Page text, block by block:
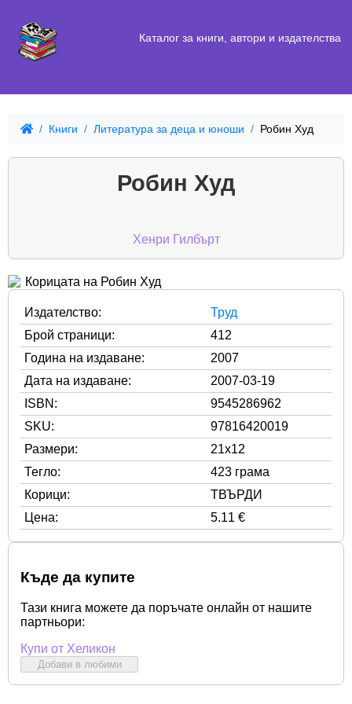
Каталог за книги, автори и издателства
Книги Литература за деца и юноши Робин Худ
Робин Худ
Хенри Гилбърт
Издателство:
Труд
Брой страници:
412
Година на издаване:
2007
Дата на издаване:
2007-03-19
ISBN:
9545286962
SKU:
97816420019
Размери:
21x12
Тегло:
423 грама
Корици:
ТВЪРДИ
Цена:
5.11 €
Къде да купите
Тази книга можете да поръчате онлайн от нашите
партньори:
Купи от Хеликон
Добави в любими